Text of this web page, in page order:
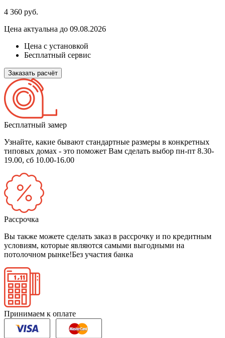
4 360 руб.
Цена актуальна до 09.08.2026
Цена с установкой
Бесплатный сервис
Заказать расчёт
Бесплатный замер
Узнайте, какие бывают стандартные размеры в конкретных
типовых домах - это поможет Вам сделать выбор пн-пт 8.30-
19.00, сб 10.00-16.00
Рассрочка
Вы также можете сделать заказ в рассрочку и по кредитным
условиям, которые являются самыми выгодными на
потолочном рынке!Без участия банка
Принимаем к оплате